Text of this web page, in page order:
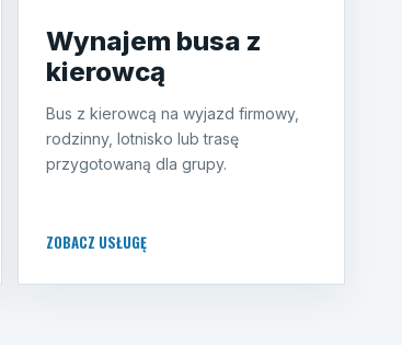
Wynajem busa z
kierowcą
Bus z kierowcą na wyjazd firmowy,
rodzinny, lotnisko lub trasę
przygotowaną dla grupy.
ZOBACZ USŁUGĘ